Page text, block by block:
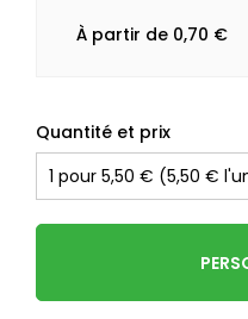
À partir de 0,70 €
Quantité et prix